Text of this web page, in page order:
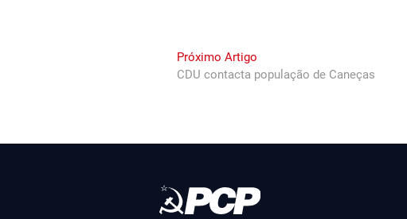
Próximo ArtigoNext
post:
CDU contacta população de Caneças